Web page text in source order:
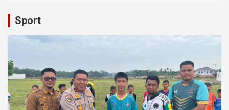
Sport